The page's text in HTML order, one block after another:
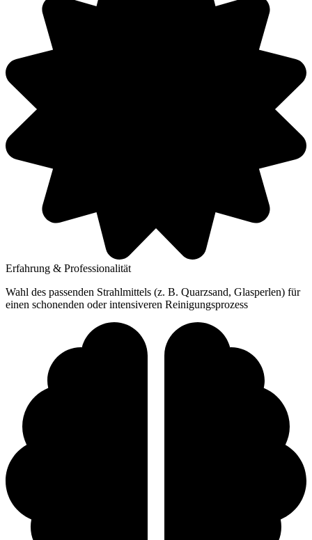
Erfahrung & Professionalität
Wahl des passenden Strahlmittels (z. B. Quarzsand, Glasperlen) für
einen schonenden oder intensiveren Reinigungsprozess